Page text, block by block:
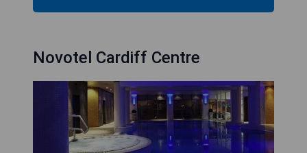
Novotel Cardiff Centre